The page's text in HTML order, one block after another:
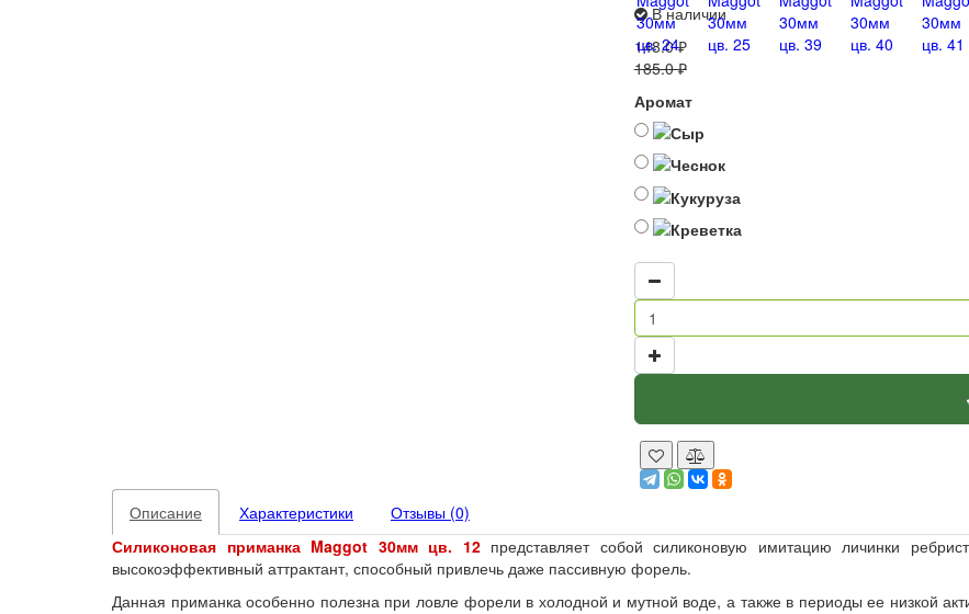
В наличии
148.0 ₽
185.0 ₽
Аромат
Описание Характеристики
Отзывы (0)
Силиконовая приманка Maggot 30мм цв. 12 представляет собой силиконовую имитацию личинки
высокоэффективный аттрактант, способный привлечь даже пассивную форель.
Данная приманка особенно полезна при ловле форели в холодной и мутной воде, а также в периоды ее низкой